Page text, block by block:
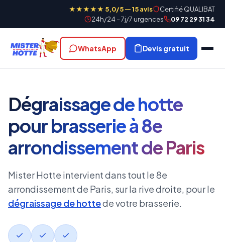
★★★★★ 5,0/5 — 15 avis
Certifié QUALIBAT
24h/24 – 7j/7 urgences
09 72 29 31 34
WhatsApp Devis gratuit
Dégraissage de hotte
pour brasserie à 8e
arrondissement de Paris
Mister Hotte intervient dans tout le 8e
arrondissement de Paris, sur la rive droite, pour le
dégraissage de hottede votre brasserie.